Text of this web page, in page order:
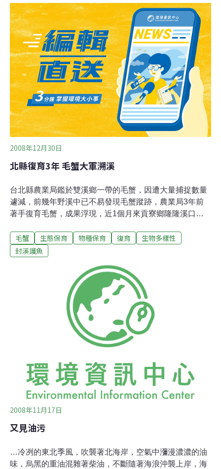
感相當不錯，早期因物多價賤。70年代，北部地區傳吃螃
蟹有防癌功能，原因是螃蟹食用河中一些骯髒物，導致螃
蟹付有巨毒能與身上的毒素相抗衡，曾被搶購做為治癌食
物。五年螃蟹因大量銳減，身價不斷的提高，加上牠的肉
要比大閘蟹硬、甜、有味道，致價格直竄到每台斤千元以
上，每捕得螃蟹，北部地區餐廳大量購走。環保人士認為
大甲、大安兩溪受到上游嚴重污染而瀕臨絕種，政府應負
起自然生態改善措施，水流域生靈才有望延續存活。
2008年12月30日
北縣復育3年 毛蟹大軍溯溪
台北縣農業局鑑於雙溪鄉一帶的毛蟹，因遭大量捕捉數量
遽減，前幾年野溪中已不易發現毛蟹蹤跡，農業局3年前
著手復育毛蟹，成果浮現，近1個月來貢寮鄉隆隆溪口多
農業局27日再放流一批抱卵母蟹、幼蟹，及50萬隻浮游幼
蟲，以加速毛蟹復育。貢寮鄉公所說，目前鄉內如枋腳溪
團體抗議，及部分地方人士反對而未封溪，明年可能對石
碇溪封溪，但隆隆溪暫不列入。 農業局長蔡光榮說，縣府
養殖場人力、經費有限，不如專業機構，但經科學比對確
認復育毛蟹有成，非常不容易，呼籲民眾不要捕捉，目前
養殖場每晚都派員在隆隆溪口巡視，避免幼蟹登陸時遭集
體捕捉。福隆海水浴場救生隊吳隊長也同意協助縣府防範
毛蟹 生態保育 物種保育 復育
生物多樣性
封溪護魚
2008年11月17日
又見油污
…冷冽的東北季風，吹襲著北海岸，空氣中瀰漫濃濃的油
味，烏黑的重油混雜著柴油，不斷隨著海浪沖襲上岸，海